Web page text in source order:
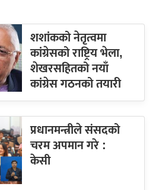
शशांकको नेतृत्वमा
कांग्रेसको राष्ट्रिय भेला,
शेखरसहितको नयाँ
कांग्रेस गठनको तयारी
प्रधानमन्त्रीले संसदको
चरम अपमान गरे :
केसी